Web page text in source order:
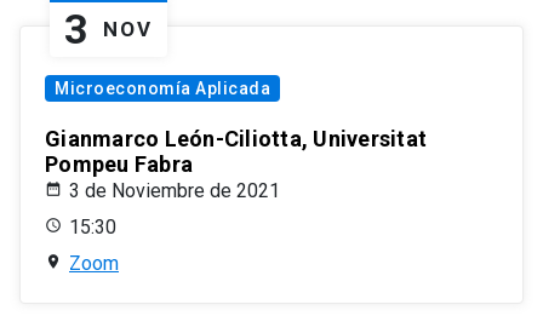
3 NOV
Microeconomía Aplicada
Gianmarco León-Ciliotta, Universitat
Pompeu Fabra
3 de Noviembre de 2021
15:30
Zoom